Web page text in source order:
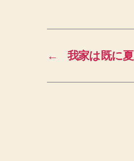
← 我家は既に